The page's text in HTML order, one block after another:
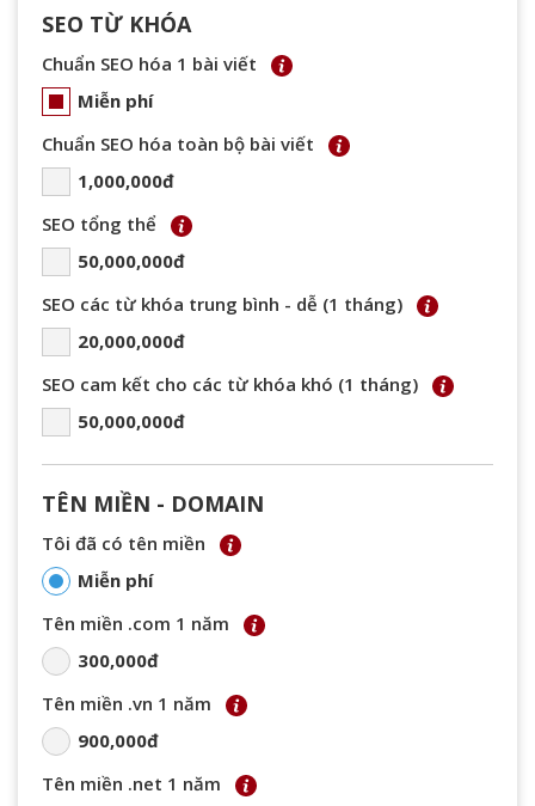
SEO TỪ KHÓA
Chuẩn SEO hóa 1 bài viết
Miễn phí
Chuẩn SEO hóa toàn bộ bài viết
1,000,000đ
SEO tổng thể
50,000,000đ
SEO các từ khóa trung bình - dễ (1 tháng)
20,000,000đ
SEO cam kết cho các từ khóa khó (1 tháng)
50,000,000đ
TÊN MIỀN - DOMAIN
Tôi đã có tên miền
Miễn phí
Tên miền .com 1 năm
300,000đ
Tên miền .vn 1 năm
900,000đ
Tên miền .net 1 năm